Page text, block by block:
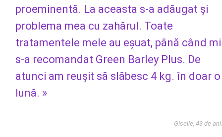
proeminentă. La aceasta s-a adăugat și
problema mea cu zahărul. Toate
tratamentele mele au eșuat, până când mi
s-a recomandat Green Barley Plus. De
atunci am reușit să slăbesc 4 kg. în doar o
lună. »
Giselle, 43 de ani.